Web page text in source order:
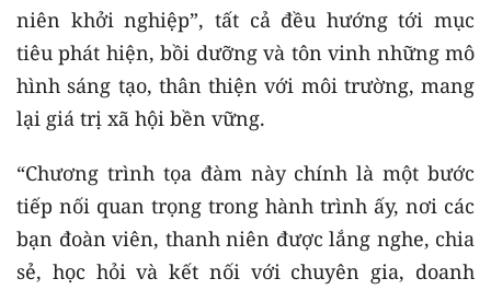
niên khởi nghiệp”, tất cả đều hướng tới mục
tiêu phát hiện, bồi dưỡng và tôn vinh những mô
hình sáng tạo, thân thiện với môi trường, mang
lại giá trị xã hội bền vững.
“Chương trình tọa đàm này chính là một bước
tiếp nối quan trọng trong hành trình ấy, nơi các
bạn đoàn viên, thanh niên được lắng nghe, chia
sẻ, học hỏi và kết nối với chuyên gia, doanh